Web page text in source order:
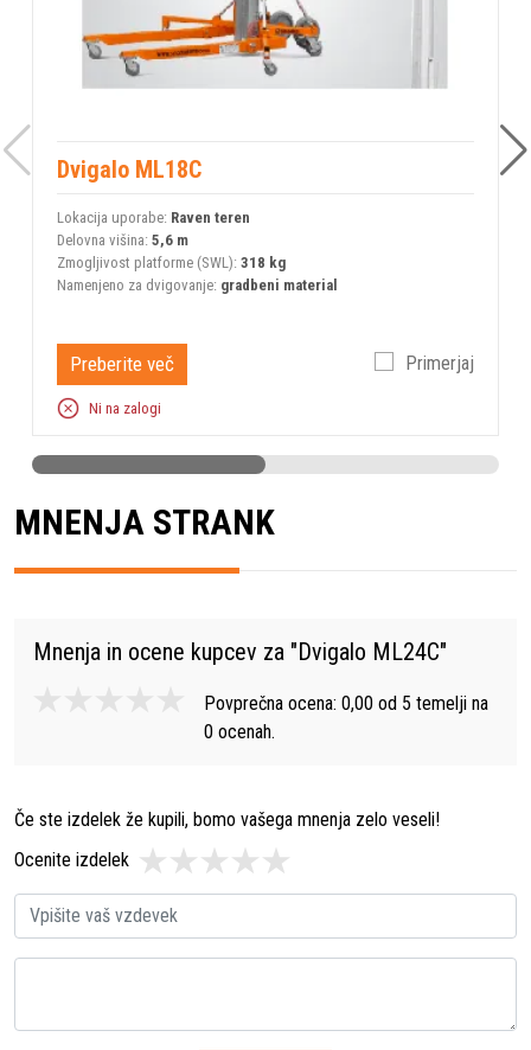
Dvigalo ML18C
Lokacija uporabe: Raven teren
Delovna višina: 5,6 m
Zmogljivost platforme (SWL): 318 kg
Namenjeno za dvigovanje: gradbeni material
Preberite več Primerjaj
Ni na zalogi
MNENJA STRANK
Mnenja in ocene kupcev za "Dvigalo ML24C"
Povprečna ocena: 0,00 od 5 temelji na
0 ocenah.
Če ste izdelek že kupili, bomo vašega mnenja zelo veseli!
Ocenite izdelek